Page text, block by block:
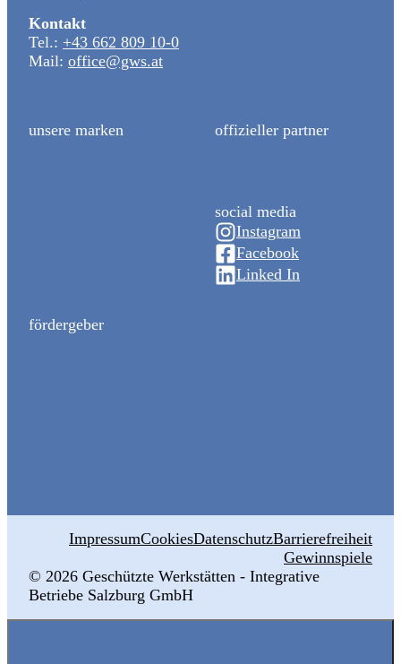
Kontakt
Tel.: +43 662 809 10-0
Mail: office@gws.at
unsere marken
fördergeber
offizieller partner
social media
Instagram
Facebook
Linked In
© 2026 ‍Geschützte Werkstätten - Integrative
Betriebe Salzburg GmbH
ImpressumCookiesDatenschutzBarrierefreiheit
Gewinnspiele